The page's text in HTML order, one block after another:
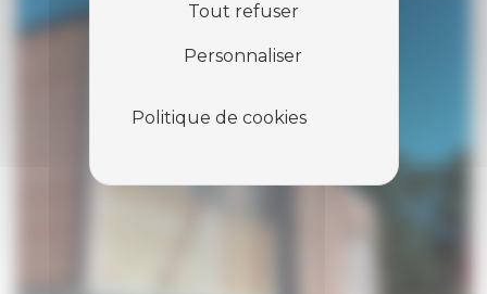
Tout refuser
Personnaliser